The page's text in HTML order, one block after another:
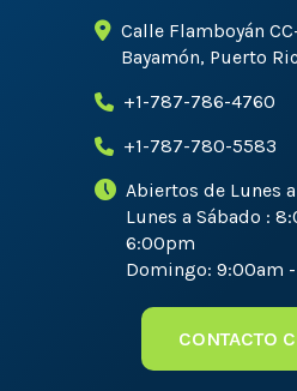
Calle Flamboyán
Bayamón, Puerto
+1-787-786-4760
+1-787-780-5583
Abiertos de Lunes
Lunes a Sábado :
6:00pm
Domingo: 9:00am
CONTACTO